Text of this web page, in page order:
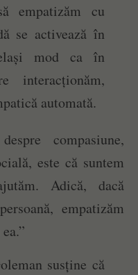
empatizăm cu
se activează în
mod ca în
interacționăm,
automată.
compasiune,
este că suntem
Adică, dacă
empatizăm
susține că